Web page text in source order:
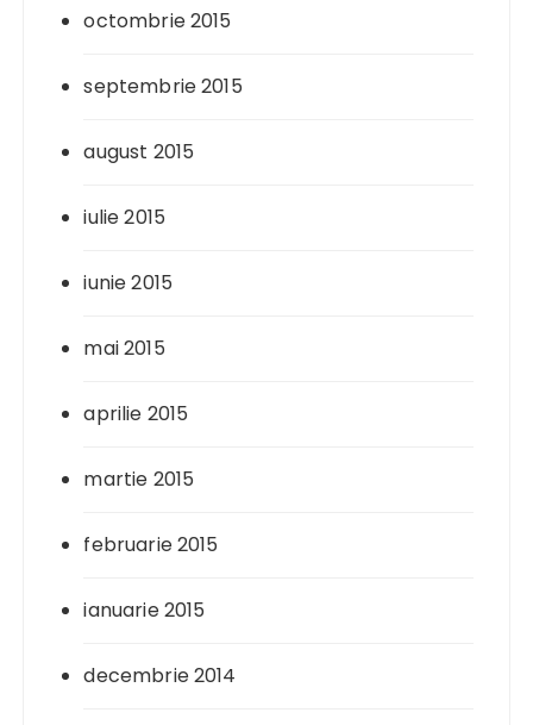
octombrie 2015
septembrie 2015
august 2015
iulie 2015
iunie 2015
mai 2015
aprilie 2015
martie 2015
februarie 2015
ianuarie 2015
decembrie 2014